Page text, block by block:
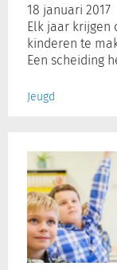
18 januari 2017
Elk jaar krijgen
kinderen te
Een scheiding
Jeugd
voor
kinderen
school